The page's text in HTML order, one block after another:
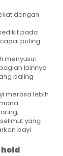
dengan
pada
puting
menyusui
lainnya
paling
merasa lebih
yang
bayi